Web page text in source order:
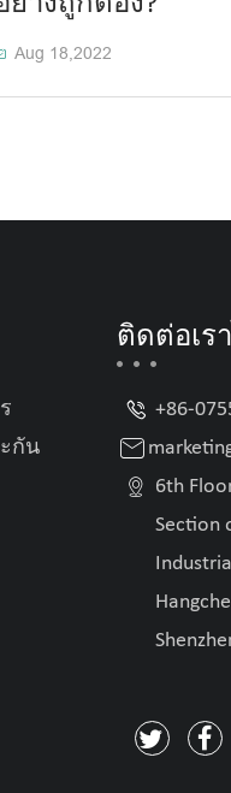
Aug 18,2022
กัน
ติดต่อเร
 +86-

 6th
Section
 